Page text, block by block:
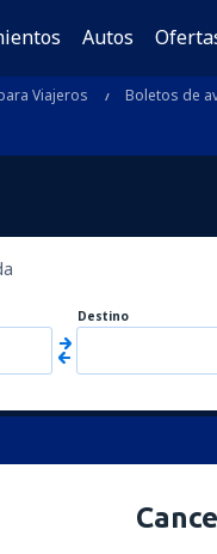
Autos
Viajeros Boletos de
Destino